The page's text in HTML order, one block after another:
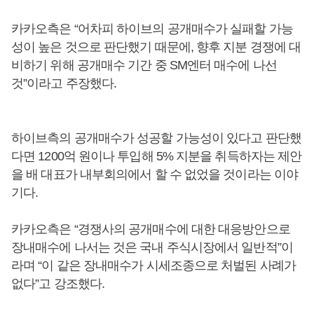
카카오측은 “어차피 하이브의 공개매수가 실패할 가능
성이 높은 것으로 판단했기 때문에, 향후 지분 경쟁에 대
비하기 위해 공개매수 기간 중 SM엔터 매수에 나선
것”이라고 주장했다.
하이브측의 공개매수가 성공할 가능성이 있다고 판단했
다면 1200억 원이나 투입해 5% 지분을 취득하자는 제안
을 배 대표가 내부회의에서 할 수 없었을 것이라는 이야
기다.
카카오측은 “경쟁사의 공개매수에 대한 대응방안으로
장내매수에 나서는 것은 국내 주식시장에서 일반적”이
라며 “이 같은 장내매수가 시세조종으로 처벌된 사례가
없다”고 강조했다.